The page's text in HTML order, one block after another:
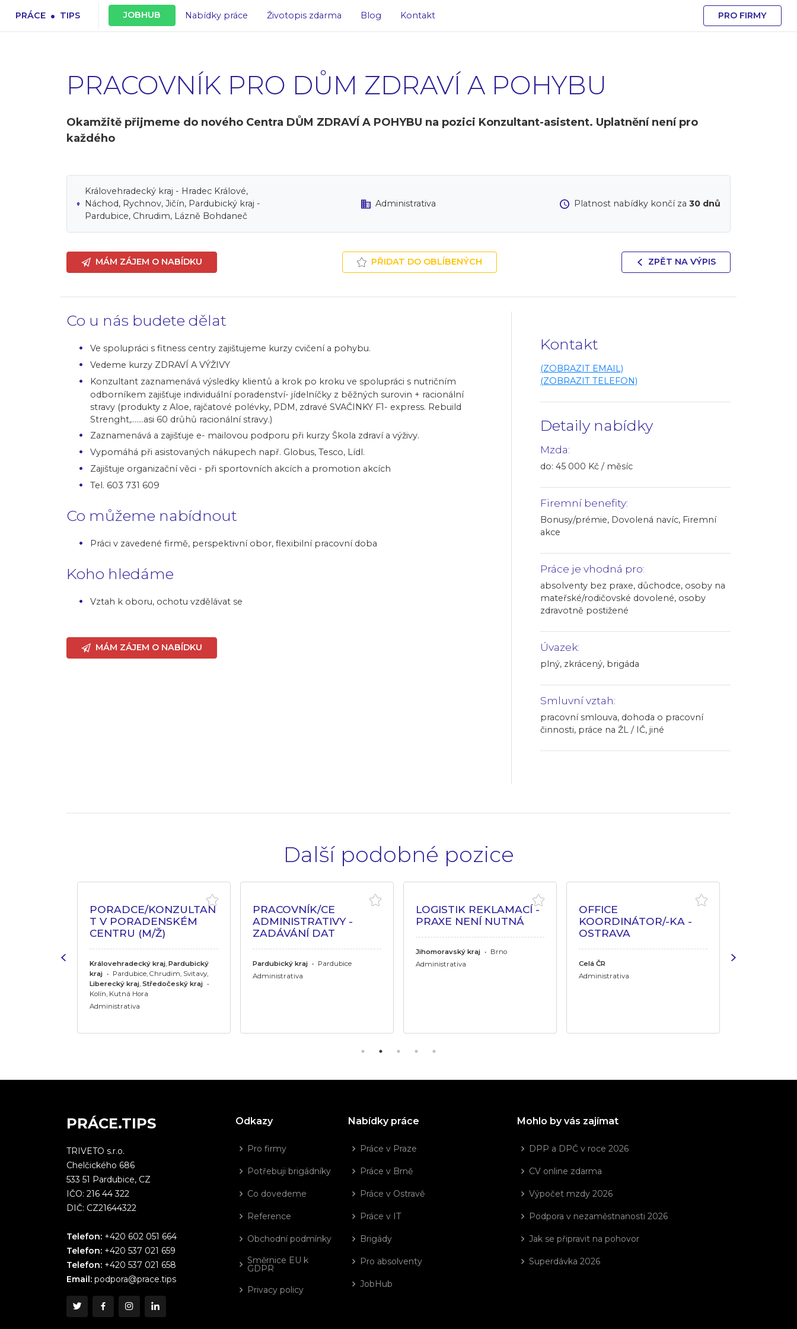
PRÁCE . TIPS JOBHUB Nabídky práce Životopis zdarma Blog Kontakt PRO FIRMY
PRACOVNÍK PRO DŮM ZDRAVÍ A POHYBU
Okamžitě přijmeme do nového Centra DŮM ZDRAVÍ A POHYBU na pozici Konzultant-asistent. Uplatnění není pro
každého
Královehradecký kraj - Hradec Králové,
Náchod, Rychnov, Jičín, Pardubický kraj -
Pardubice, Chrudim, Lázně Bohdaneč
Administrativa Platnost nabídky končí za30 dnů
MÁM ZÁJEM O NABÍDKU PŘIDAT DO OBLÍBENÝCH ZPĚT NA VÝPIS
Kontakt
(ZOBRAZIT EMAIL)
(ZOBRAZIT TELEFON)
Detaily nabídky
Mzda:
do: 45 000 Kč / měsíc
Firemní benefity:
Bonusy/prémie, Dovolená navíc, Firemní
akce
Práce je vhodná pro:
absolventy bez praxe, důchodce, osoby na
mateřské/rodičovské dovolené, osoby
zdravotně postižené
Úvazek:
plný, zkrácený, brigáda
Smluvní vztah:
pracovní smlouva, dohoda o pracovní
činnosti, práce na ŽL / IČ, jiné
Co u nás budete dělat
Ve spolupráci s fitness centry zajištujeme kurzy cvičení a pohybu.
Vedeme kurzy ZDRAVÍ A VÝŽIVY
Konzultant zaznamenává výsledky klientů a krok po kroku ve spolupráci s nutričním
odborníkem zajišťuje individuální poradenství- jídelníčky z běžných surovin + racionální
stravy (produkty z Aloe, rajčatové polévky, PDM, zdravé SVAČINKY F1- express. Rebuild
Strenght,.......asi 60 drůhů racionální stravy.)
Zaznamenává a zajišťuje e- mailovou podporu při kurzy Škola zdraví a výživy.
Vypomáhá při asistovaných nákupech např. Globus, Tesco, Lídl.
Zajištuje organizační věci - při sportovních akcích a promotion akcích
Tel. 603 731 609
Co můžeme nabídnout
Práci v zavedené firmě, perspektivní obor, flexibilní pracovní doba
Koho hledáme
Vztah k oboru, ochotu vzdělávat se
MÁM ZÁJEM O NABÍDKU
Další podobné pozice
PORADCE/KONZULTAN
T V PORADENSKÉM
CENTRU (M/Ž)
Královehradecký kraj Pardubický
kraj • Pardubice, Chrudim, Svitavy,
Liberecký kraj Středočeský kraj •
Kolín, Kutná Hora
Administrativa
PRACOVNÍK/CE
ADMINISTRATIVY -
ZADÁVÁNÍ DAT
Pardubický kraj • Pardubice
Administrativa
LOGISTIK REKLAMACÍ -
PRAXE NENÍ NUTNÁ
Jihomoravský kraj • Brno
Administrativa
OFFICE
KOORDINÁTOR/-KA -
OSTRAVA
Celá ČR
Administrativa
PRÁCE.TIPS
TRIVETO s.r.o.
Chelčického 686
533 51 Pardubice, CZ
IČO: 216 44 322
DIČ: CZ21644322
Telefon: +420 602 051 664
Telefon: +420 537 021 659
Telefon: +420 537 021 658
Email: podpora@prace.tips
Odkazy
Pro firmy
Potřebuji brigádníky
Co dovedeme
Reference
Obchodní podmínky
Směrnice EU k
GDPR
Privacy policy
Nabídky práce
Práce v Praze
Práce v Brně
Práce v Ostravě
Práce v IT
Brigády
Pro absolventy
JobHub
Mohlo by vás zajímat
DPP a DPČ v roce 2026
CV online zdarma
Výpočet mzdy 2026
Podpora v nezaměstnanosti 2026
Jak se připravit na pohovor
Superdávka 2026